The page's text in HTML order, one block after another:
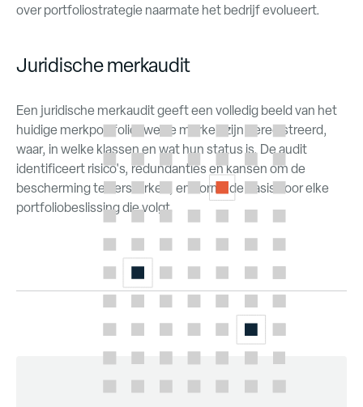
over portfoliostrategie naarmate het bedrijf evolueert.
Juridische merkaudit
Een juridische merkaudit geeft een volledig beeld van het
huidige merkportfolio: welke merken zijn geregistreerd,
waar, in welke klassen en wat hun status is. De audit
identificeert risico's, redundanties en kansen om de
bescherming te versterken, en vormt de basis voor elke
portfoliobeslissing die volgt.